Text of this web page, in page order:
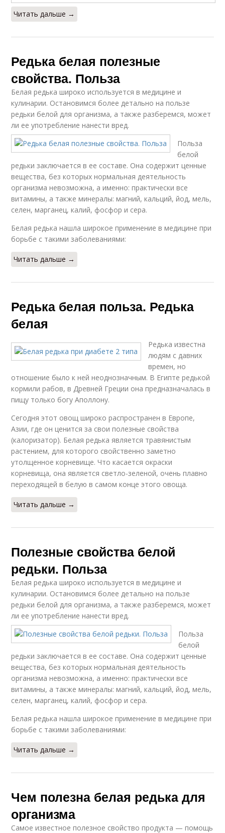
Читать дальше →
Редька белая полезные
свойства. Польза
Белая редька широко используется в медицине и
кулинарии. Остановимся более детально на пользе
редьки белой для организма, а также разберемся, может
ли ее употребление нанести вред.
Польза
белой
редьки заключается в ее составе. Она содержит ценные
вещества, без которых нормальная деятельность
организма невозможна, а именно: практически все
витамины, а также минералы: магний, кальций, йод, мель,
селен, марганец, калий, фосфор и сера.
Белая редька нашла широкое применение в медицине при
борьбе с такими заболеваниями:
Читать дальше →
Редька белая польза. Редька
белая
Редька известна
людям с давних
времен, но
отношение было к ней неоднозначным. В Египте редькой
кормили рабов, в Древней Греции она предназначалась в
пищу только богу Аполлону.
Сегодня этот овощ широко распространен в Европе,
Азии, где он ценится за свои полезные свойства
(калоризатор). Белая редька является травянистым
растением, для которого свойственно заметно
утолщенное корневище. Что касается окраски
корневища, она является светло-зеленой, очень плавно
переходящей в белую в самом конце этого овоща.
Читать дальше →
Полезные свойства белой
редьки. Польза
Белая редька широко используется в медицине и
кулинарии. Остановимся более детально на пользе
редьки белой для организма, а также разберемся, может
ли ее употребление нанести вред.
Польза
белой
редьки заключается в ее составе. Она содержит ценные
вещества, без которых нормальная деятельность
организма невозможна, а именно: практически все
витамины, а также минералы: магний, кальций, йод, мель,
селен, марганец, калий, фосфор и сера.
Белая редька нашла широкое применение в медицине при
борьбе с такими заболеваниями:
Читать дальше →
Чем полезна белая редька для
организма
Самое известное полезное свойство продукта — помощь